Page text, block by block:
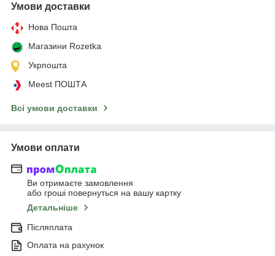
Умови доставки
Нова Пошта
Магазини Rozetka
Укрпошта
Meest ПОШТА
Всі умови доставки
Умови оплати
Ви отримаєте замовлення
або гроші повернуться на вашу картку
Детальніше
Післяплата
Оплата на рахунок